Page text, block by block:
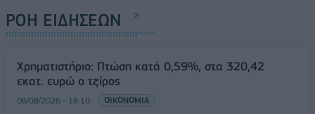
ΡΟΗ ΕΙΔΗΣΕΩΝ
Χρηματιστήριο: Πτώση κατά 0,59%, στα 320,42
εκατ. ευρώ ο τζίρος
06/08/2026 - 18:10 ΟΙΚΟΝΟΜΙΑ